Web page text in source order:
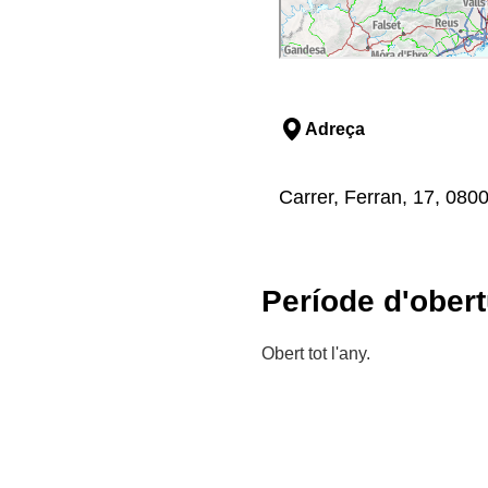
Adreça
Carrer, Ferran, 17,
Període
Obert tot l'any.